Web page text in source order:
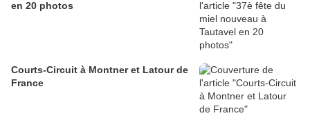
en 20 photos
Courts-Circuit à Montner et Latour de
France